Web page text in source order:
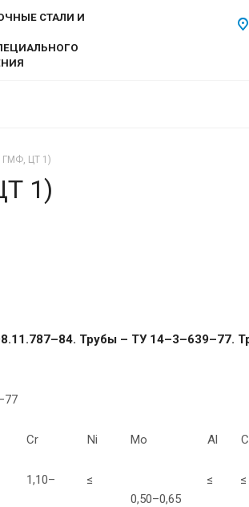
СТАЛИ И
ЦТ 1)
1)
Трубы – ТУ 14–3–639–77.
Cr Ni Mo Al
1,10– ≤
0,50–0,65
≤ ≤